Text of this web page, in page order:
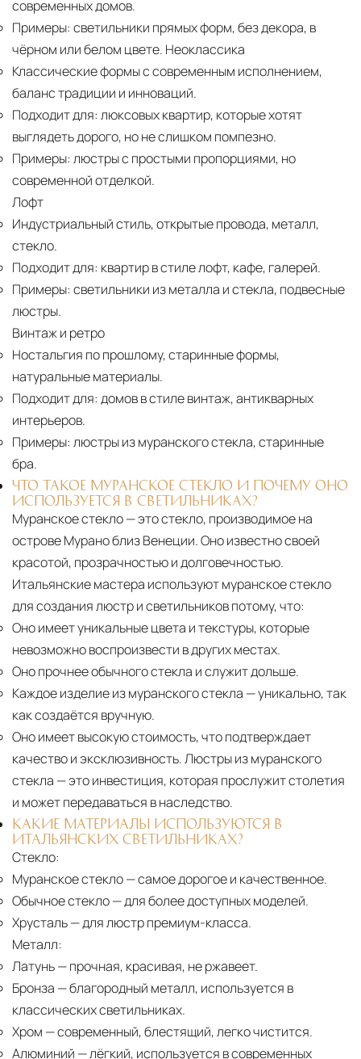
современных домов.
Примеры: светильники прямых форм, без декора, в
чёрном или белом цвете. Неоклассика
Классические формы с современным исполнением,
баланс традиции и инноваций.
Подходит для: люксовых квартир, которые хотят
выглядеть дорого, но не слишком помпезно.
Примеры: люстры с простыми пропорциями, но
современной отделкой.
Лофт
Индустриальный стиль, открытые провода, металл,
стекло.
Подходит для: квартир в стиле лофт, кафе, галерей.
Примеры: светильники из металла и стекла, подвесные
люстры.
Винтаж и ретро
Ностальгия по прошлому, старинные формы,
натуральные материалы.
Подходит для: домов в стиле винтаж, антикварных
интерьеров.
Примеры: люстры из муранского стекла, старинные
бра.
ЧТО ТАКОЕ МУРАНСКОЕ СТЕКЛО И ПОЧЕМУ ОНО
ИСПОЛЬЗУЕТСЯ В СВЕТИЛЬНИКАХ?
Муранское стекло — это стекло, производимое на
острове Мурано близ Венеции. Оно известно своей
красотой, прозрачностью и долговечностью.
Итальянские мастера используют муранское стекло
для создания люстр и светильников потому, что:
Оно имеет уникальные цвета и текстуры, которые
невозможно воспроизвести в других местах.
Оно прочнее обычного стекла и служит дольше.
Каждое изделие из муранского стекла — уникально, так
как создаётся вручную.
Оно имеет высокую стоимость, что подтверждает
качество и эксклюзивность. Люстры из муранского
стекла — это инвестиция, которая прослужит столетия
и может передаваться в наследство.
КАКИЕ МАТЕРИАЛЫ ИСПОЛЬЗУЮТСЯ В
ИТАЛЬЯНСКИХ СВЕТИЛЬНИКАХ?
Стекло:
Муранское стекло— самое дорогое и качественное.
Обычное стекло— для более доступных моделей.
Хрусталь— для люстр премиум-класса.
Металл:
Латунь— прочная, красивая, не ржавеет.
Бронза — благородный металл, используется в
классических светильниках.
Хром — современный, блестящий, легко чистится.
Алюминий — лёгкий, используется в современных